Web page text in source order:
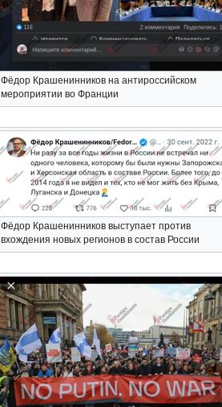
Фёдор Крашенинников на антироссийском
мероприятии во Франции
Фёдор Крашенинников выступает против
вхождения новых регионов в состав России